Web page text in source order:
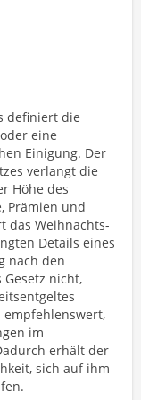
definiert die
eine
Einigung. Der
verlangt die
Höhe des
Prämien und
das Weihnachts-
Details eines
nach den
nicht,
im
erhält der
sich auf ihm